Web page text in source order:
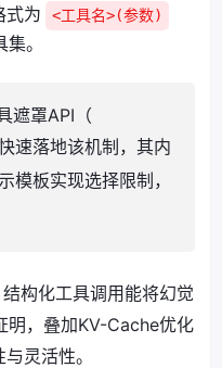
式为 <工具名>(参数)
。
遮罩API（
速落地该机制，其内
模板实现选择限制，
构化工具调用能将幻觉
明，叠加KV-Cache优化
灵活性。